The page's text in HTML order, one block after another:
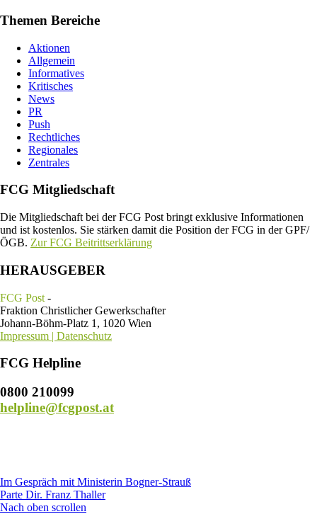
Themen Bereiche
Aktionen
Allgemein
Informatives
Kritisches
News
PR
Push
Rechtliches
Regionales
Zentrales
FCG Mitgliedschaft
Die Mitgliedschaft bei der FCG Post bringt exklusive Informationen
und ist kostenlos. Sie stärken damit die Position der FCG in der GPF/
ÖGB. Zur FCG Beitrittserklärung
HERAUSGEBER
FCG Post -
Fraktion Christlicher Gewerkschafter
Johann-Böhm-Platz 1, 1020 Wien
Impressum | Datenschutz
FCG Helpline
0800 210099
helpline@fcgpost.at
Im Gespräch mit Ministerin Bogner-Strauß
Parte Dir. Franz Thaller
Nach oben scrollen